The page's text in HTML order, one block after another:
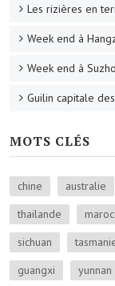
Les rizières en
Week end à
Week end à
Guilin capitale
MOTS CLÉS
chine australie
thailande
maroc
sichuan
guangxi
yunnan